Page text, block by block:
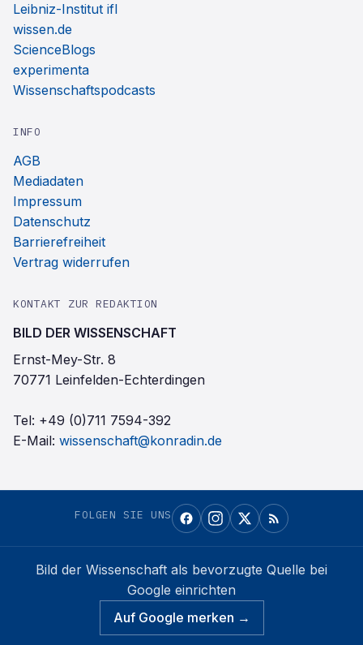
Leibniz-Institut ifl
wissen.de
ScienceBlogs
experimenta
Wissenschaftspodcasts
INFO
AGB
Mediadaten
Impressum
Datenschutz
Barrierefreiheit
Vertrag widerrufen
KONTAKT ZUR REDAKTION
BILD DER WISSENSCHAFT
Ernst-Mey-Str. 8
70771 Leinfelden-Echterdingen
Tel: +49 (0)711 7594-392
E-Mail: wissenschaft@konradin.de
FOLGEN SIE UNS
Bild der Wissenschaft als bevorzugte Quelle bei
Google einrichten
Auf Google merken →